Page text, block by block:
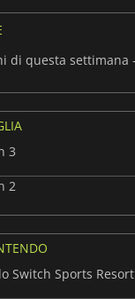
3
2
Switch Sports Resort